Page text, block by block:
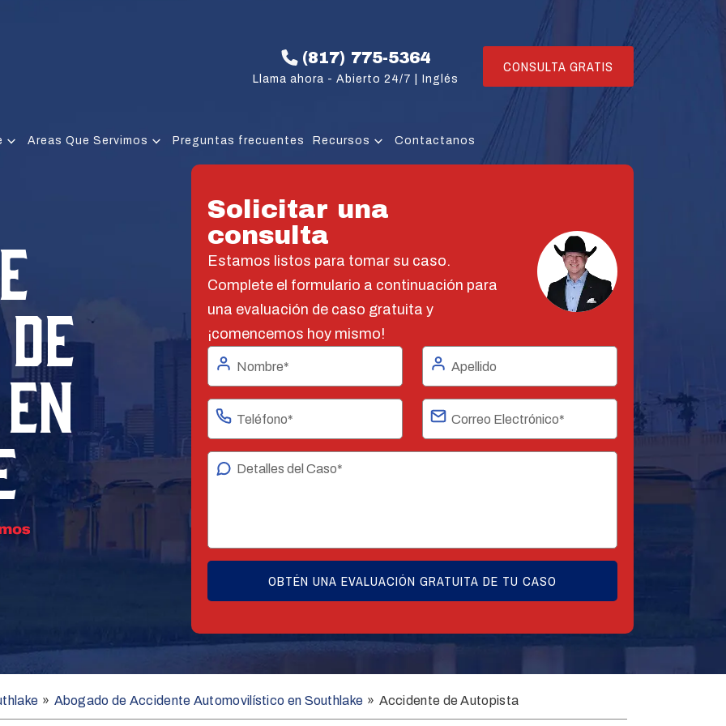
(817) 775-5364
Llama ahora - Abierto 24/7 | Inglés
CONSULTA GRATIS
Areas Que Servimos Preguntas frecuentes Recursos Contactanos
Solicitar una
consulta
Estamos listos para tomar su caso.
Complete el formulario a continuación para
una evaluación de caso gratuita y
¡comencemos hoy mismo!
» Abogado de Accidente Automovilístico en Southlake » Accidente de Autopista